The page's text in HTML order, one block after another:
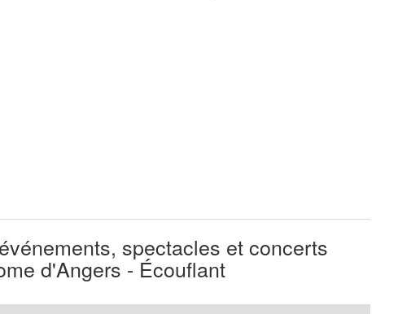
spectacles et concerts
d'Angers - Écouflant